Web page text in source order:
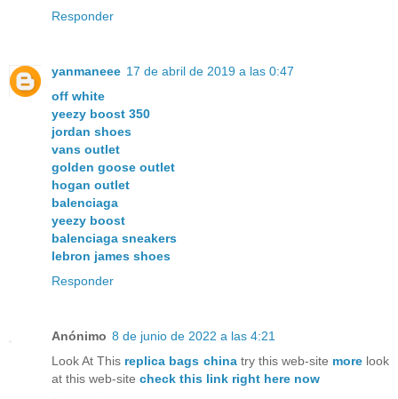
Responder
yanmaneee 17 de abril de 2019 a las 0:47
off white
yeezy boost 350
jordan shoes
vans outlet
golden goose outlet
hogan outlet
balenciaga
yeezy boost
balenciaga sneakers
lebron james shoes
Responder
Anónimo 8 de junio de 2022 a las 4:21
Look At This replica bags chinatry this web-site morelook
at this web-site check this link right here now